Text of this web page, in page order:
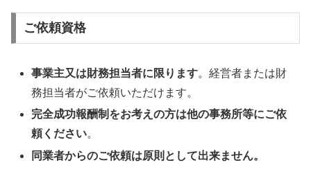
ご依頼資格
事業主又は財務担当者に限ります。経営者または財
務担当者がご依頼いただけます。
完全成功報酬制をお考えの方は他の事務所等にご依
頼ください。
同業者からのご依頼は原則として出来ません。